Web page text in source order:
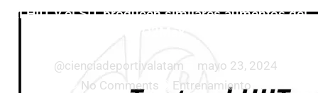
El HIIT y el SIT producen similares aumentos del
@cienciadeportivalatam
mayo 23, 2024
No Comments
Entrenamiento